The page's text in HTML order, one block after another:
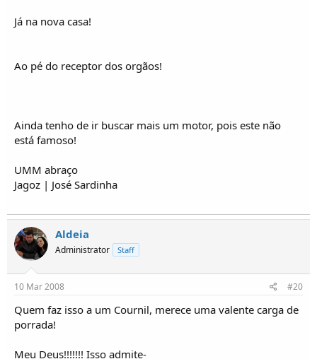
Já na nova casa!
Ao pé do receptor dos orgãos!
Ainda tenho de ir buscar mais um motor, pois este não
está famoso!
UMM abraço
Jagoz | José Sardinha
Aldeia
Administrator Staff
10 Mar 2008 #20
Quem faz isso a um Cournil, merece uma valente carga de
porrada!
Meu Deus!!!!!!! Isso admite-